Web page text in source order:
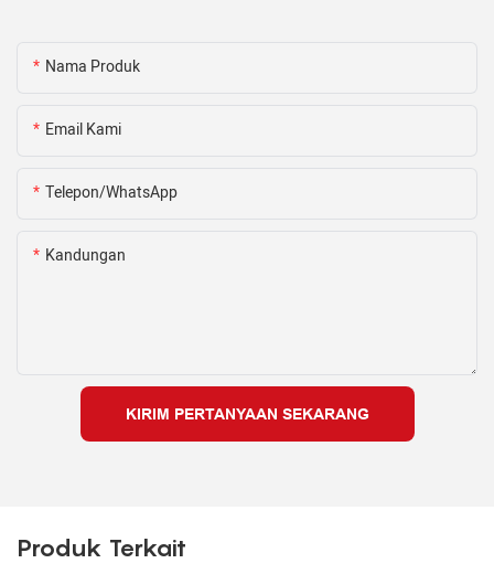
Nama Produk
Email Kami
Telepon/WhatsApp
Kandungan
KIRIM PERTANYAAN SEKARANG
Produk Terkait